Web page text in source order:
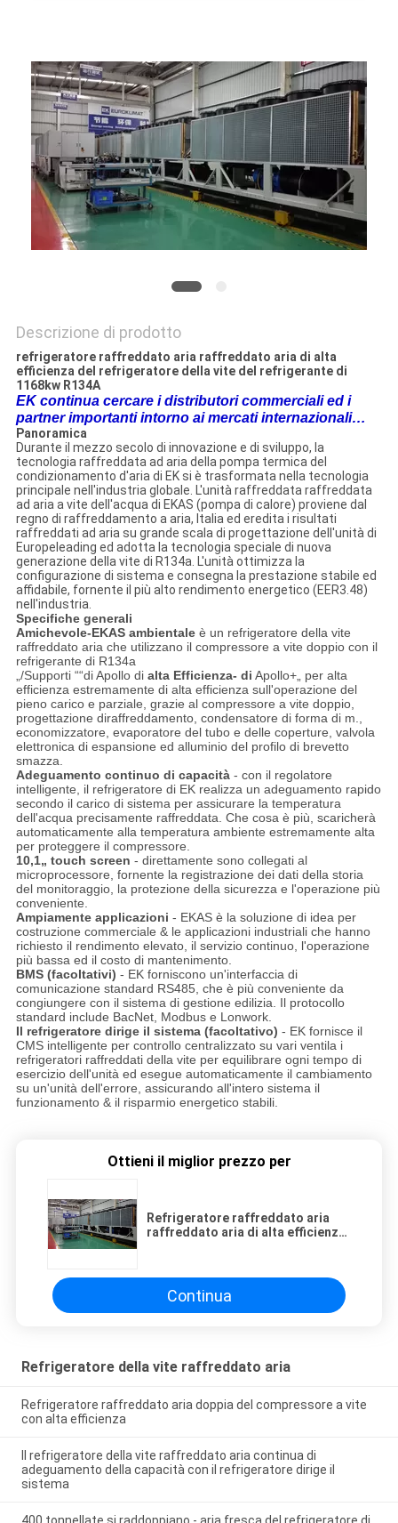
POLICY
Descrizione di prodotto
refrigeratore raffreddato aria raffreddato aria di alta
efficienza del refrigeratore della vite del refrigerante di
1168kw R134A
EK continua cercare i distributori commerciali ed i
partner importanti intorno ai mercati internazionali…
Panoramica
Durante il mezzo secolo di innovazione e di sviluppo, la
tecnologia raffreddata ad aria della pompa termica del
condizionamento d'aria di EK si è trasformata nella tecnologia
principale nell'industria globale. L'unità raffreddata raffreddata
ad aria a vite dell'acqua di EKAS (pompa di calore) proviene dal
regno di raffreddamento a aria, Italia ed eredita i risultati
raffreddati ad aria su grande scala di progettazione dell'unità di
Europeleading ed adotta la tecnologia speciale di nuova
generazione della vite di R134a. L'unità ottimizza la
configurazione di sistema e consegna la prestazione stabile ed
affidabile, fornente il più alto rendimento energetico (EER3.48)
nell'industria.
Specifiche generali
Amichevole-EKAS ambientaleè un refrigeratore della vite
raffreddato aria che utilizzano il compressore a vite doppio con il
refrigerante di R134a
„/Supporti ““di Apollo di alta Efficienza- di Apollo+„ per alta
efficienza estremamente di alta efficienza sull'operazione del
pieno carico e parziale, grazie al compressore a vite doppio,
progettazione diraffreddamento, condensatore di forma di m.,
economizzatore, evaporatore del tubo e delle coperture, valvola
elettronica di espansione ed alluminio del profilo di brevetto
smazza.
Adeguamento continuo di capacità- con il regolatore
intelligente, il refrigeratore di EK realizza un adeguamento rapido
secondo il carico di sistema per assicurare la temperatura
dell'acqua precisamente raffreddata. Che cosa è più, scaricherà
automaticamente alla temperatura ambiente estremamente alta
per proteggere il compressore.
10,1„ touch screen - direttamente sono collegati al
microprocessore, fornente la registrazione dei dati della storia
del monitoraggio, la protezione della sicurezza e l'operazione più
conveniente.
Ampiamente applicazioni - EKAS è la soluzione di idea per
costruzione commerciale & le applicazioni industriali che hanno
richiesto il rendimento elevato, il servizio continuo, l'operazione
più bassa ed il costo di mantenimento.
BMS (facoltativi) - EK forniscono un'interfaccia di
comunicazione standard RS485, che è più conveniente da
congiungere con il sistema di gestione edilizia. Il protocollo
standard include BacNet, Modbus e Lonwork.
Il refrigeratore dirige il sistema (facoltativo) - EK fornisce il
CMS intelligente per controllo centralizzato su vari ventila i
refrigeratori raffreddati della vite per equilibrare ogni tempo di
esercizio dell'unità ed esegue automaticamente il cambiamento
su un'unità dell'errore, assicurando all'intero sistema il
funzionamento & il risparmio energetico stabili.
Ottieni il miglior prezzo per
Refrigeratore raffreddato aria
raffreddato aria di alta efficienza
Continua
Refrigeratore della vite raffreddato aria
Refrigeratore raffreddato aria doppia del compressore a vite
con alta efficienza
Il refrigeratore della vite raffreddato aria continua di
adeguamento della capacità con il refrigeratore dirige il
sistema
400 tonnellate si raddoppiano - aria fresca del refrigeratore di